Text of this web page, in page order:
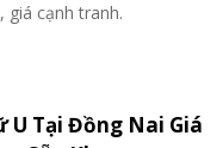
giá cạnh tranh.
U Tại Đồng Nai Giá